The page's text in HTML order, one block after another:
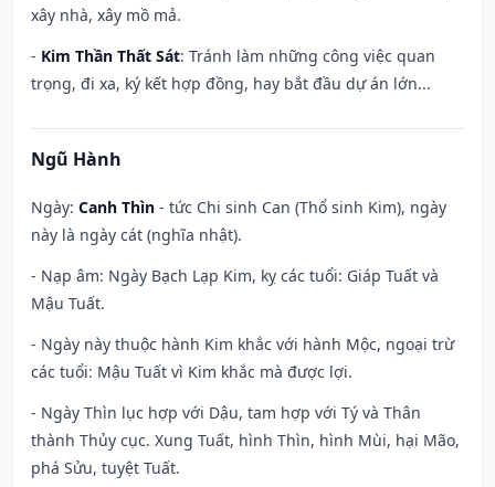
xây nhà, xây mồ mả.
- Kim Thần Thất Sát: Tránh làm những công việc quan
trọng, đi xa, ký kết hợp đồng, hay bắt đầu dự án lớn...
Ngũ Hành
Ngày: Canh Thìn - tức Chi sinh Can (Thổ sinh Kim), ngày
này là ngày cát (nghĩa nhật).
- Nạp âm: Ngày Bạch Lạp Kim, kỵ các tuổi: Giáp Tuất và
Mậu Tuất.
- Ngày này thuộc hành Kim khắc với hành Mộc, ngoại trừ
các tuổi: Mậu Tuất vì Kim khắc mà được lợi.
- Ngày Thìn lục hợp với Dậu, tam hợp với Tý và Thân
thành Thủy cục. Xung Tuất, hình Thìn, hình Mùi, hại Mão,
phá Sửu, tuyệt Tuất.